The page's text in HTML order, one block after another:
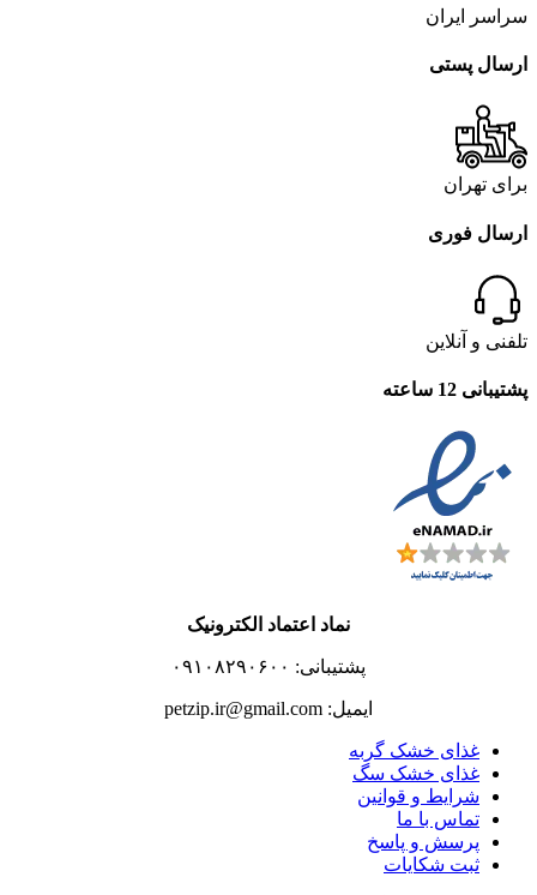
سراسر ایران
ارسال پستی
برای تهران
ارسال فوری
تلفنی و آنلاین
پشتیبانی 12 ساعته
نماد اعتماد الکترونیک
پشتیبانی: ۰۹۱۰۸۲۹۰۶۰۰
ایمیل: petzip.ir@gmail.com
غذای خشک گربه
غذای خشک سگ
شرایط و قوانین
تماس با ما
پرسش و پاسخ
ثبت شکایات